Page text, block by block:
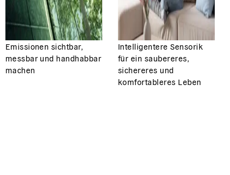
Emissionen sichtbar,
messbar und handhabbar
machen
Intelligentere Sensorik
für ein saubereres,
sichereres und
komfortableres Leben